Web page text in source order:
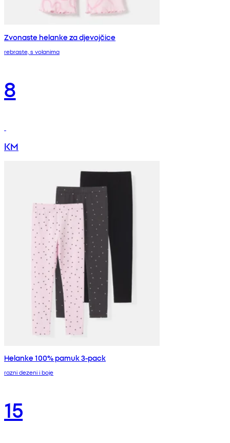
Zvonaste helanke za djevojčice
rebraste, s volanima
8
KM
Helanke 100% pamuk 3-pack
razni dezeni i boje
15